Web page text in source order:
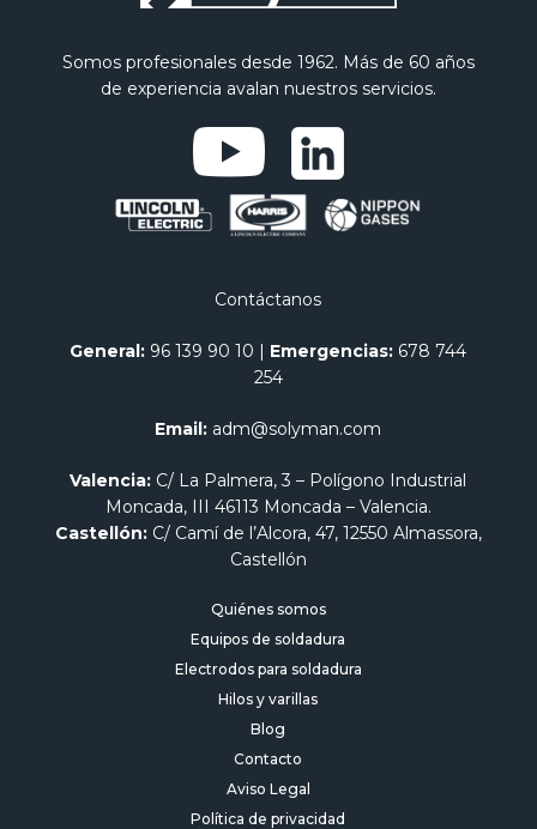
Somos profesionales desde 1962. Más de 60 años
de experiencia avalan nuestros servicios.
Quiénes somos
Equipos de soldadura
Electrodos para soldadura
Hilos y varillas
Blog
Contacto
Aviso Legal
Política de privacidad
Contáctanos
General: 96 139 90 10 | Emergencias: 678 744
254
Email: adm@solyman.com
Valencia: C/ La Palmera, 3 – Polígono Industrial
Moncada, III 46113 Moncada – Valencia.
Castellón:C/ Camí de l’Alcora, 47, 12550 Almassora,
Castellón